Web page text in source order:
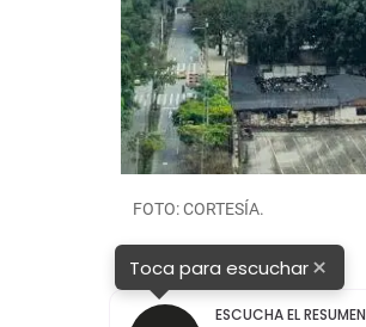
FOTO: CORTESÍA.
Toca para escuchar×
ESCUCHA EL RESUMEN